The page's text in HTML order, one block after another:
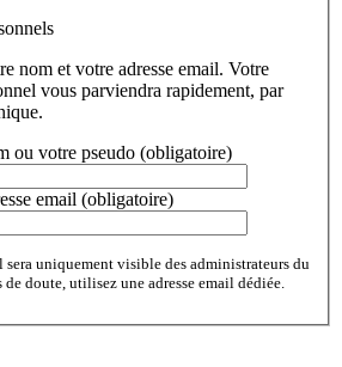
nom et votre adresse email. Votre
vous parviendra rapidement, par
Votre nom ou votre pseudo (obligatoire)
Votre adresse email (obligatoire)
sera uniquement visible des administrateurs du
de doute, utilisez une adresse email dédiée.